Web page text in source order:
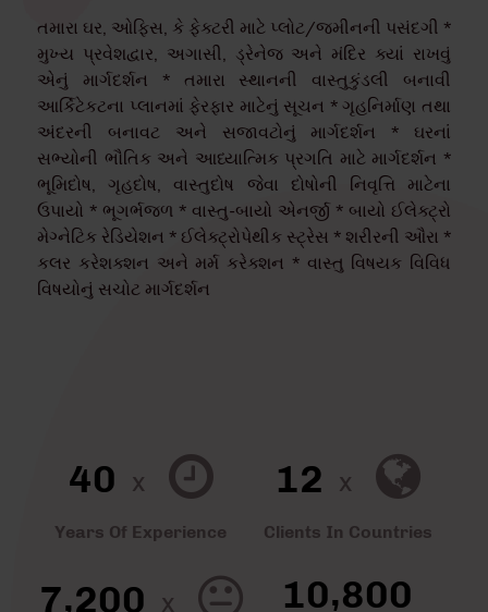
તમારા ઘર, ઓફિસ, કે ફેક્ટરી માટે પ્લોટ/જમીનની પસંદગી *
મુખ્ય પ્રવેશદ્વાર, અગાસી, ડ્રેનેજ અને મંદિર ક્યાં રાખવું
એનું માર્ગદર્શન * તમારા સ્થાનની વાસ્તુકુંડલી બનાવી
આર્કિટેકટના પ્લાનમાં ફેરફાર માટેનું સૂચન * ગૃહનિર્માણ તથા
અંદરની બનાવટ અને સજાવટોનું માર્ગદર્શન * ઘરનાં
સભ્યોની ભૌતિક અને આધ્યાત્મિક પ્રગતિ માટે માર્ગદર્શન *
ભૂમિદોષ, ગૃહદોષ, વાસ્તુદોષ જેવા દોષોની નિવૃત્તિ માટેના
ઉપાયો * ભૂગર્ભજળ * વાસ્તુ-બાયો એનર્જી * બાયો ઈલેક્ટ્રો
મેગ્નેટિક રેડિયેશન * ઈલેક્ટ્રોપેથીક સ્ટ્રેસ * શરીરની ઔરા *
કલર કરેશક્શન અને મર્મ કરેક્શન * વાસ્તુ વિષયક વિવિધ
વિષયોનું સચોટ માર્ગદર્શન
40 x
Years Of Experience
12 x
Clients In Countries
7,200 x 10,800